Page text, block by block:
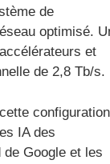
de
optimisé.
et
de 2,8 Tb/s.
IA des
Google et les